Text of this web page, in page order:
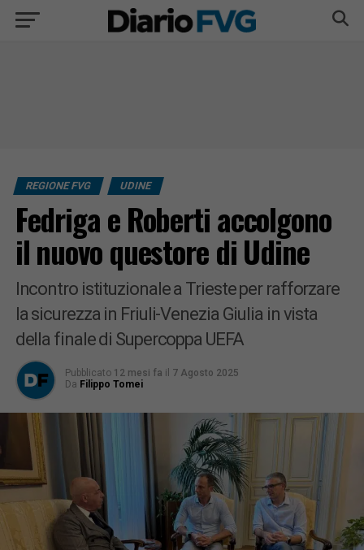
REGIONE FVG UDINE
Fedriga e Roberti accolgono
il nuovo questore di Udine
Incontro istituzionale a Trieste per rafforzare
la sicurezza in Friuli-Venezia Giulia in vista
della finale di Supercoppa UEFA
Pubblicato 12 mesi fa il 7 Agosto 2025
Da Filippo Tomei